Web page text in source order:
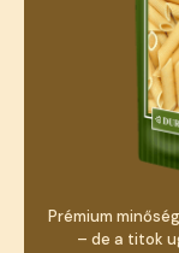
Prémium
– de a titok